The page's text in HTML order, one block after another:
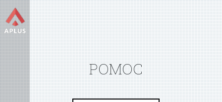
POMOC